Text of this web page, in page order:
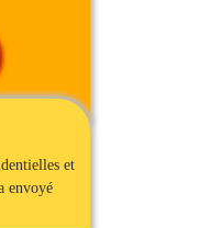
et
envoyé